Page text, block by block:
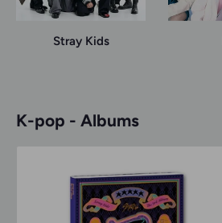
Stray Kids
K-pop - Albums